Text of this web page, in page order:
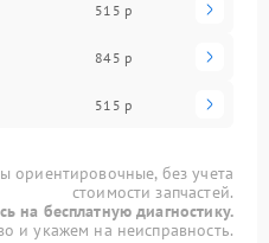
515 р
845 р
515 р
ориентировочные, без учета
стоимости запчастей.
на бесплатную диагностику.
и укажем на неисправность.